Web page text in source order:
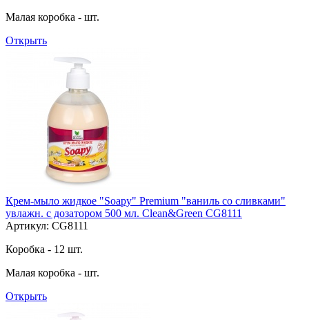
Малая коробка - шт.
Открыть
Крем-мыло жидкое "Soapy" Premium "ваниль со сливками"
увлажн. с дозатором 500 мл. Clean&Green CG8111
Артикул: CG8111
Коробка - 12 шт.
Малая коробка - шт.
Открыть